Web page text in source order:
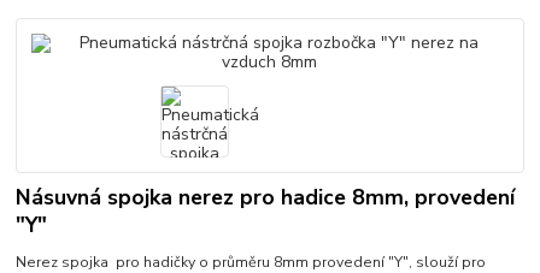
Násuvná spojka nerez pro hadice 8mm, provedení
"Y"
Nerez spojka pro hadičky o průměru 8mm provedení "Y", slouží pro